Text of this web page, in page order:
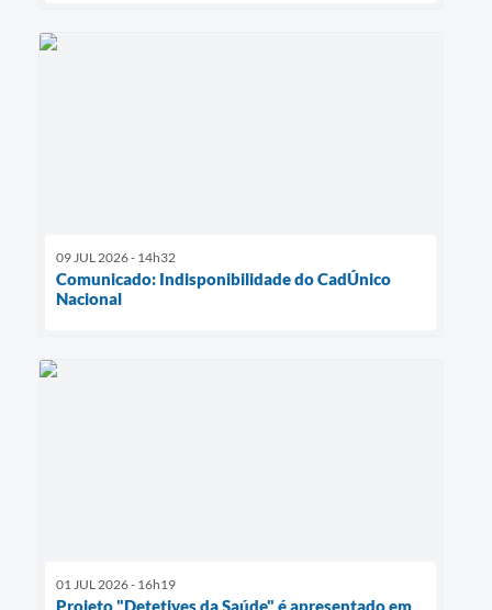
09 JUL 2026 - 14h32
Comunicado: Indisponibilidade do CadÚnico
Nacional
01 JUL 2026 - 16h19
Projeto "Detetives da Saúde" é apresentado em